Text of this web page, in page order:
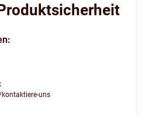
uns